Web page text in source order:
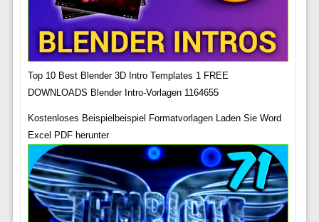
Top 10 Best Blender 3D Intro Templates 1 FREE
DOWNLOADS Blender Intro-Vorlagen 1164655
Kostenloses Beispielbeispiel Formatvorlagen Laden Sie Word
Excel PDF herunter